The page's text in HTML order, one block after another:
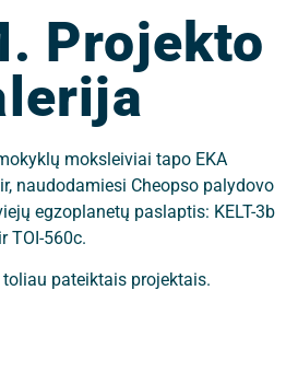
Projekto
moksleiviai tapo EKA
naudodamiesi Cheopso palydovo
egzoplanetų paslaptis: KELT-3b
ir TOI-560c.
pateiktais projektais.